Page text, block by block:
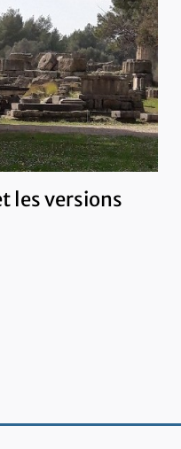
les versions